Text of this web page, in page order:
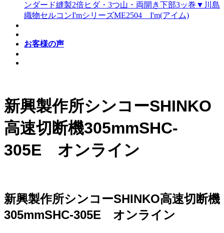
ンダード縫製2倍ヒダ・3つ山・両開き下部3ッ巻▼川島
織物セルコンI'mシリーズME2504 I'm(アイム)
お客様の声
新興製作所シンコーSHINKO
高速切断機305mmSHC-
305E オンライン
新興製作所シンコーSHINKO高速切断機
305mmSHC-305E オンライン